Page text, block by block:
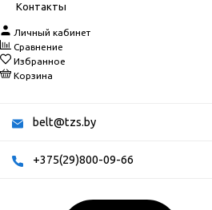
Контакты
Личный кабинет
Сравнение
Избранное
Корзина
belt@tzs.by
+375(29)800-09-66